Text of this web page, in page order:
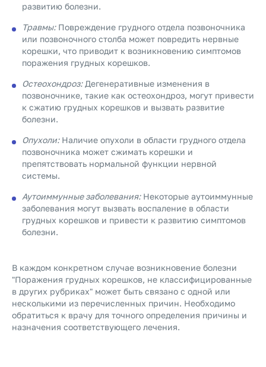
развитию болезни.
Травмы:Повреждение грудного отдела позвоночника
или позвоночного столба может повредить нервные
корешки, что приводит к возникновению симптомов
поражения грудных корешков.
Остеохондроз:Дегенеративные изменения в
позвоночнике, такие как остеохондроз, могут привести
к сжатию грудных корешков и вызвать развитие
болезни.
Опухоли:Наличие опухоли в области грудного отдела
позвоночника может сжимать корешки и
препятствовать нормальной функции нервной
системы.
Аутоиммунные заболевания:Некоторые аутоиммунные
заболевания могут вызвать воспаление в области
грудных корешков и привести к развитию симптомов
болезни.
В каждом конкретном случае возникновение болезни
"Поражения грудных корешков, не классифицированные
в других рубриках" может быть связано с одной или
несколькими из перечисленных причин. Необходимо
обратиться к врачу для точного определения причины и
назначения соответствующего лечения.